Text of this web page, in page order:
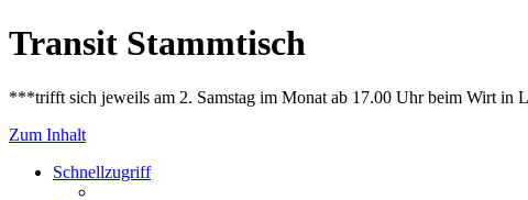
Transit Stammtisch
***trifft sich jeweils am 2. Samstag im Monat ab 17.00 Uhr beim Wirt in
Zum Inhalt
Schnellzugriff